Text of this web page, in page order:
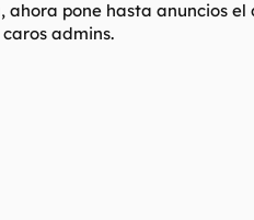
ahora pone hasta anuncios el
admins.